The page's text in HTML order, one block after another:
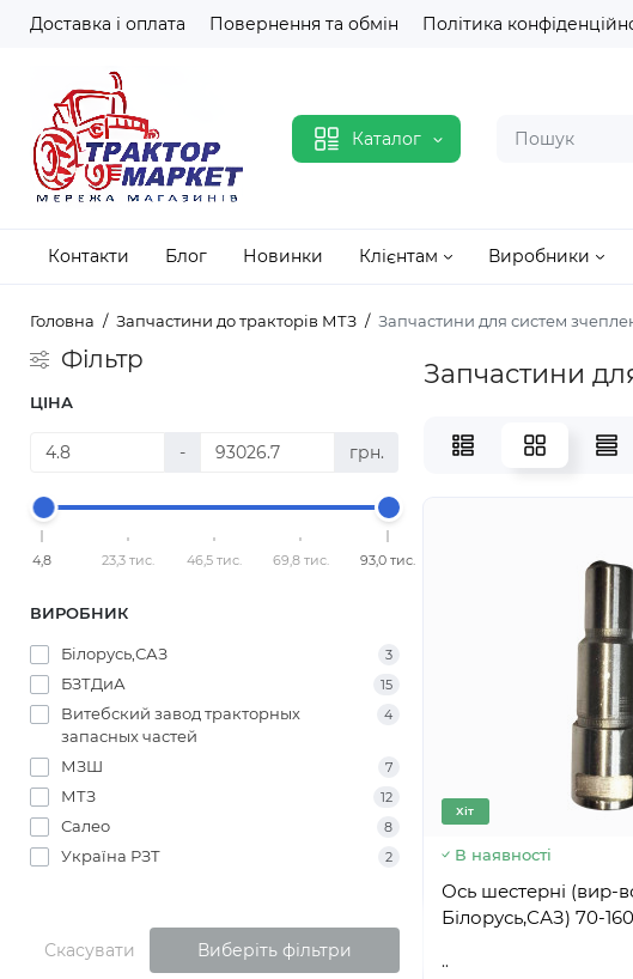
Доставка і оплата Повернення та обмін Політика
Каталог
Контакти Блог Новинки Клієнтам Виробники
Головна Запчастини до тракторів МТЗ Запчастини для систем
Фільтр
ЦІНА
- грн.
4,8 23,3 тис. 46,5 тис. 69,8 тис. 93,0 тис.
ВИРОБНИК
Білорусь,САЗ 3
БЗТДиА 15
Витебский завод тракторных
запасных частей
4
МЗШ 7
МТЗ 12
Салео 8
Україна РЗТ 2
Скасувати Виберіть фільтри
Запчастини
Хіт
В наявності
Ось шестерні (вир-
Білорусь,САЗ)
..